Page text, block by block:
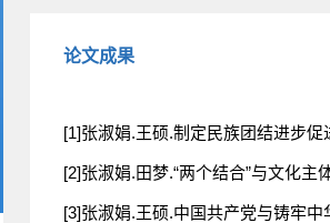
论文成果
[1]张淑娟.王硕.制定民族团结进步
[2]张淑娟.田梦.“两个结合”与文化
[3]张淑娟.王硕.中国共产党与铸牢